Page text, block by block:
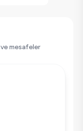
mesafeler